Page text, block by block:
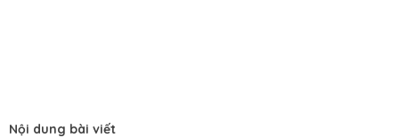
Nội dung bài viết